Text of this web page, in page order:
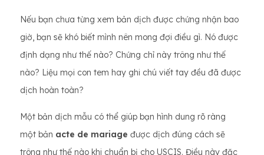
Nếu bạn chưa từng xem bản dịch được chứng nhận bao
giờ, bạn sẽ khó biết mình nên mong đợi điều gì. Nó được
định dạng như thế nào? Chứng chỉ này trông như thế
nào? Liệu mọi con tem hay ghi chú viết tay đều đã được
dịch hoàn toàn?
Một bản dịch mẫu có thể giúp bạn hình dung rõ ràng
một bản acte de mariage được dịch đúng cách sẽ
trông như thế nào khi chuẩn bị cho USCIS. Điều này đặc